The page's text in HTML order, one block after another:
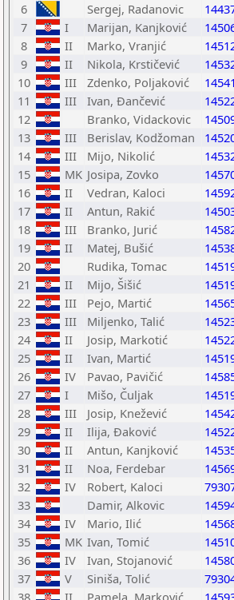
6
Sergej, Radanovic
7
I Marijan, Kanjković
8
II Marko, Vranjić
9
II Nikola, Krstičević
10
III Zdenko, Poljaković
11
III Ivan, Đančević
12
Branko, Vidackovic
13
III Berislav, Kodžoman
14
III Mijo, Nikolić
15
MK Josipa, Zovko
16
II Vedran, Kaloci
17
II Antun, Rakić
18
III Branko, Jurić
19
II Matej, Bušić
20
Rudika, Tomac
21
II Mijo, Šišić
22
III Pejo, Martić
23
III Miljenko, Talić
24
II Josip, Markotić
25
II Ivan, Martić
26
IV Pavao, Pavičić
27
I Mišo, Čuljak
28
III Josip, Knežević
29
II Ilija, Đaković
30
II Antun, Kanjković
31
II Noa, Ferdebar
32
IV Robert, Kaloci
33
Damir, Alkovic
34
IV Mario, Ilić
35
MK Ivan, Tomić
36
IV Ivan, Stojanović
37
V Siniša, Tolić
38
II Pamela, Marković